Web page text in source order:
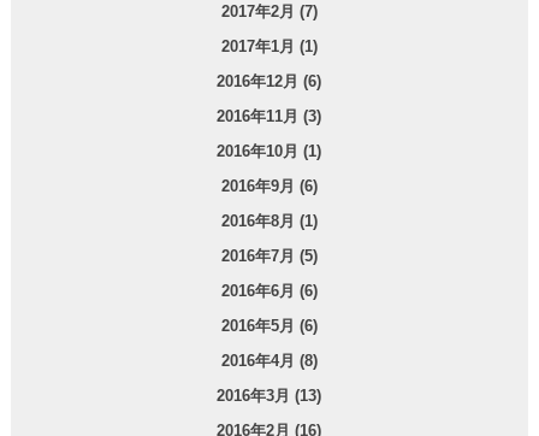
2017年2月 (7)
2017年1月 (1)
2016年12月 (6)
2016年11月 (3)
2016年10月 (1)
2016年9月 (6)
2016年8月 (1)
2016年7月 (5)
2016年6月 (6)
2016年5月 (6)
2016年4月 (8)
2016年3月 (13)
2016年2月 (16)